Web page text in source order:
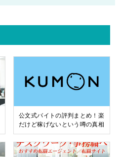
公文式バイトの評判まとめ！楽
だけど稼げないという噂の真相